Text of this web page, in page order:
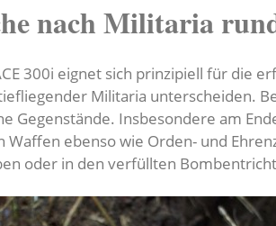
nach Militaria
300i eignet sich prinzipiell für die
Militaria unterscheiden.
Gegenstände. Insbesondere am
Waffen ebenso wie Orden- und
oder in den verfüllten